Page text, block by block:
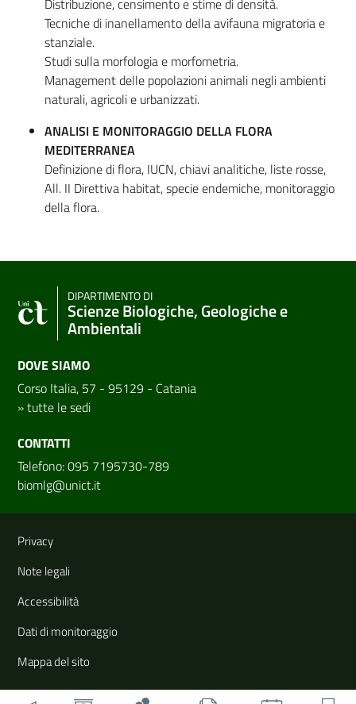
Tecniche di inanellamento della avifauna migratoria e
stanziale.
Studi sulla morfologia e morfometria.
Management delle popolazioni animali negli ambienti
naturali, agricoli e urbanizzati.
ANALISI E MONITORAGGIO DELLA FLORA
MEDITERRANEA
Definizione di flora, IUCN, chiavi analitiche, liste rosse,
All. II Direttiva habitat, specie endemiche, monitoraggio
della flora.
DIPARTIMENTO DI
Scienze Biologiche, Geologiche e
Ambientali
DOVE SIAMO
Corso Italia, 57 - 95129 - Catania
»tutte le sedi
CONTATTI
Telefono: 095 7195730-789
biomlg@unict.it
Link e informazioni utili
Privacy
Note legali
Accessibilità
Dati di monitoraggio
Mappa del sito